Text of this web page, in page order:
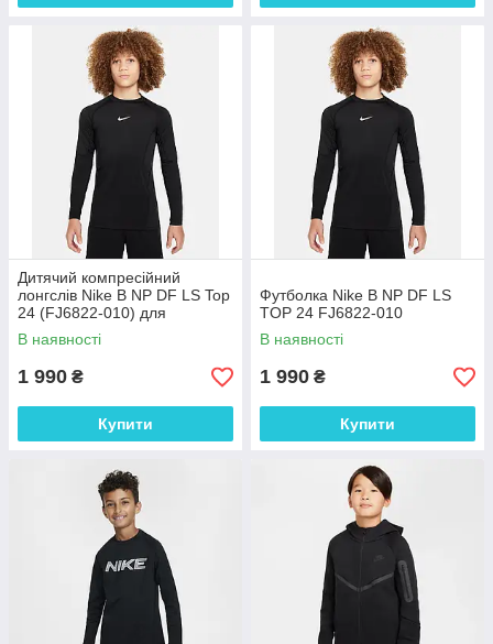
Дитячий компресійний
лонгслів Nike B NP DF LS Top
24 (FJ6822-010) для
тренувань, чорний
В наявності
1 990 ₴
Купити
Футболка Nike B NP DF LS
TOP 24 FJ6822-010
В наявності
1 990 ₴
Купити